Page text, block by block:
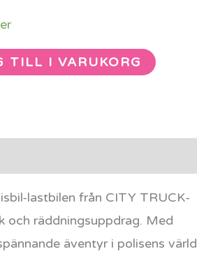
TILL I VARUKORG
lastbilen från CITY TRUCK-
och räddningsuppdrag. Med
äventyr i polisens värld